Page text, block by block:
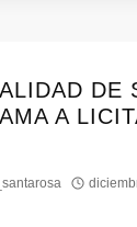
DE
A